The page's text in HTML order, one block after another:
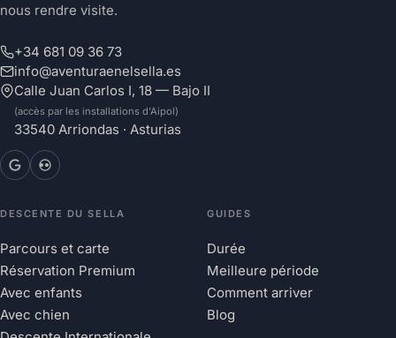
nous rendre visite.
+34 681 09 36 73
info@aventuraenelsella.es
Calle Juan Carlos I, 18 — Bajo II
(accès par les installations d'Aipol)
33540 Arriondas · Asturias
DESCENTE DU SELLA
Parcours et carte
Réservation Premium
Avec enfants
Avec chien
GUIDES
Durée
Meilleure période
Comment arriver
Blog